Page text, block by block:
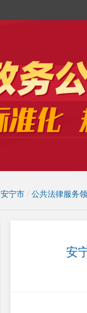
安宁市 / 公共法律服务
安